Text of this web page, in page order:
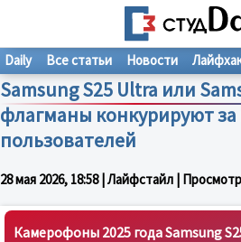
Samsung S25 Ultra или
флагманы конкурируют
пользователей
28 мая 2026, 18:58| Лайфстайл |
Daily Все статьи Новости
Камерофоны 2025 года Samsung